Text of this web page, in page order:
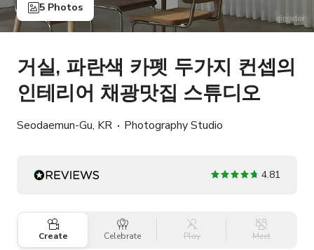
5 Photos
거실, 파란색 카펫 두가지 컨셉의
인테리어 채광맛집 스튜디오
Seodaemun-Gu, KR Photography Studio
4.81
Create Celebrate Play Meet